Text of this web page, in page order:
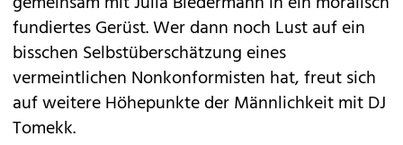
fundiertes Gerüst. Wer dann noch Lust auf ein
bisschen Selbstüberschätzung eines
vermeintlichen Nonkonformisten hat, freut sich
auf weitere Höhepunkte der Männlichkeit mit DJ
Tomekk.